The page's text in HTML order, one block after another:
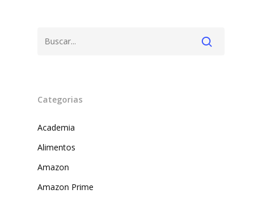
Categorias
Academia
Alimentos
Amazon
Amazon Prime